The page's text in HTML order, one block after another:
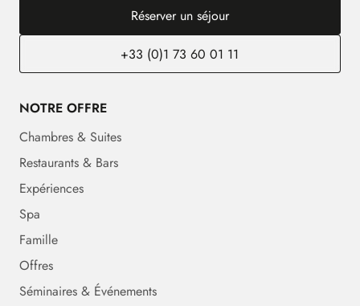
Réserver un séjour
+33 (0)1 73 60 01 11
NOTRE OFFRE
Chambres & Suites
Restaurants & Bars
Expériences
Spa
Famille
Offres
Séminaires & Événements